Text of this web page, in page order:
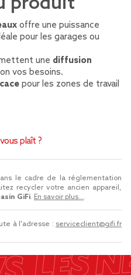
offre une puissance
pour les garages ou
une diffusion
vos besoins.
pour les zones de travail
plaît ?
le cadre de la réglementation
recycler votre ancien appareil,
GiFi. En savoir plus....
à l'adresse : serviceclient@gifi.fr